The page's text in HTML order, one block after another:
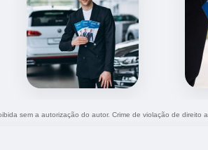
sem a autorização do autor. Crime de violação de direito